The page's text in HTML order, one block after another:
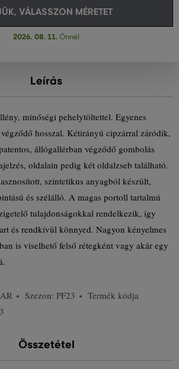
VÁLASSZON MÉRETET
2026. 08. 11. Önnél
Leírás
minőségi pehelytöltettel. Egyenes
hosszal. Kétirányú cipzárral záródik,
állógallérban végződő gombolás
oldalain pedig két oldalzseb található.
szintetikus anyagból készült,
és szélálló. A magas portoll tartalmú
tulajdonságokkal rendelkezik, így
és rendkívül könnyed. Nagyon kényelmes
is viselhető felső rétegként vagy akár egy
Szezon: PF23
Termék kódja
Összetétel